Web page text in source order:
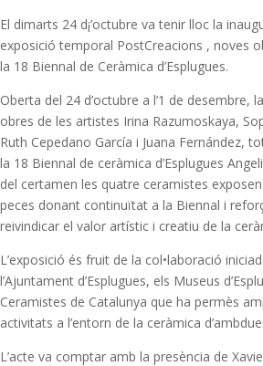
El dimarts 24 d¡’octubre va tenir lloc la
exposició temporal PostCreacions , noves
la 18 Biennal de Ceràmica d’Esplugues.
Oberta del 24 d’octubre a l’1 de desembre,
obres de les artistes Irina Razumoskaya,
Ruth Cepedano García i Juana Fernández,
la 18 Biennal de ceràmica d’Esplugues
del certamen les quatre ceramistes
peces donant continuïtat a la Biennal i
reivindicar el valor artístic i creatiu de la
L’exposició és fruit de la col•laboració
l’Ajuntament d’Esplugues, els Museus
Ceramistes de Catalunya que ha permès
activitats a l’entorn de la ceràmica
L’acte va comptar amb la presència de